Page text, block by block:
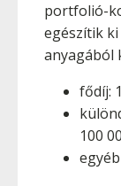
portfolió-
egészítik
anyagából
fődíj:
100